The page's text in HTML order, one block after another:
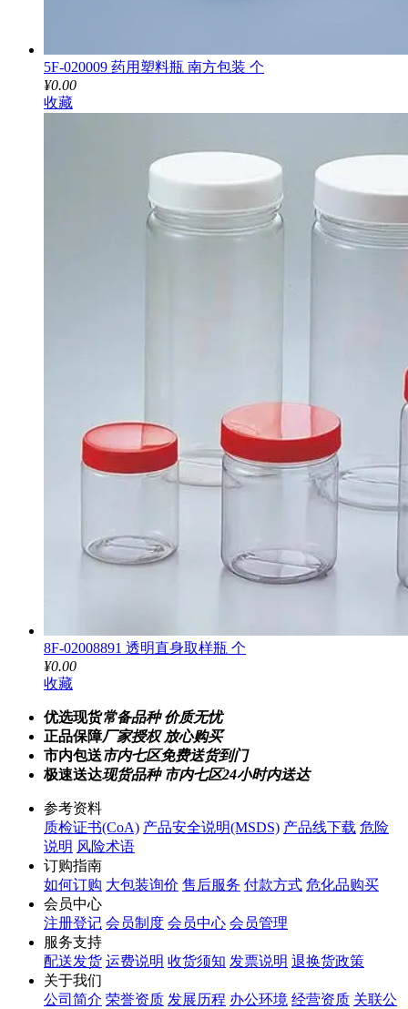
5F-020009 药用塑料瓶 南方包装 个
¥0.00
收藏
8F-02008891 透明直身取样瓶 个
¥0.00
收藏
优选现货常备品种 价质无忧
正品保障厂家授权 放心购买
市内包送市内七区免费送货到门
极速送达现货品种 市内七区24小时内送达
参考资料
质检证书(CoA) 产品安全说明(MSDS) 产品线下载 危险
说明 风险术语
订购指南
如何订购 大包装询价 售后服务 付款方式 危化品购买
会员中心
注册登记 会员制度 会员中心 会员管理
服务支持
配送发货 运费说明 收货须知 发票说明 退换货政策
关于我们
公司简介 荣誉资质 发展历程 办公环境 经营资质 关联公